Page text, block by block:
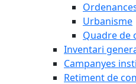
Urbanisme
Quadre de
Inventari
Campanyes
Retiment de